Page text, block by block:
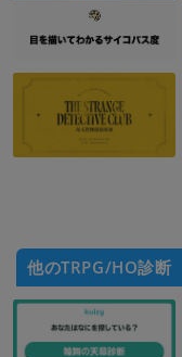
他のTRPG/HO診断